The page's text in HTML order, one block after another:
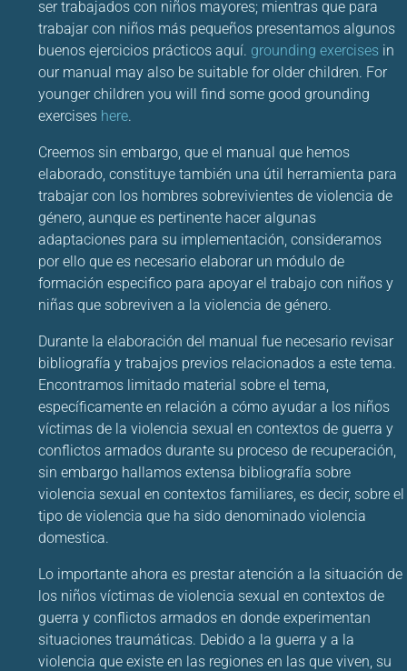
ser trabajados con niños mayores; mientras que para
trabajar con niños más pequeños presentamos algunos
buenos ejercicios prácticos aquí. grounding exercises in
our manual may also be suitable for older children. For
younger children you will find some good grounding
exercises here.
Creemos sin embargo, que el manual que hemos
elaborado, constituye también una útil herramienta para
trabajar con los hombres sobrevivientes de violencia de
género, aunque es pertinente hacer algunas
adaptaciones para su implementación, consideramos
por ello que es necesario elaborar un módulo de
formación especifico para apoyar el trabajo con niños y
niñas que sobreviven a la violencia de género.
Durante la elaboración del manual fue necesario revisar
bibliografía y trabajos previos relacionados a este tema.
Encontramos limitado material sobre el tema,
específicamente en relación a cómo ayudar a los niños
víctimas de la violencia sexual en contextos de guerra y
conflictos armados durante su proceso de recuperación,
sin embargo hallamos extensa bibliografía sobre
violencia sexual en contextos familiares, es decir, sobre el
tipo de violencia que ha sido denominado violencia
domestica.
Lo importante ahora es prestar atención a la situación de
los niños víctimas de violencia sexual en contextos de
guerra y conflictos armados en donde experimentan
situaciones traumáticas. Debido a la guerra y a la
violencia que existe en las regiones en las que viven, su